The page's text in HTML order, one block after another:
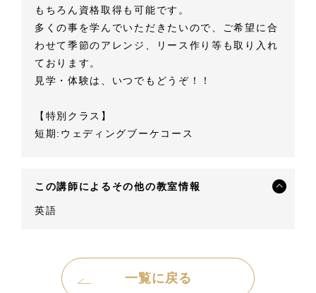
もちろん資格取得も可能です。
多くの事を学んでいただきたいので、ご希望に合
わせて季節のアレンジ、リース作り等も取り入れ
ております。
見学・体験は、いつでもどうぞ！！
【特別クラス】
短期:ウェディングブーケコース
この講師によるその他の教室情報
英語
一覧に戻る